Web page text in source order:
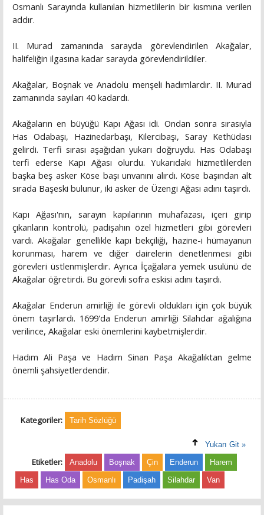
Osmanlı Sarayında kullanılan hizmetlilerin bir kısmına verilen
addır.
II. Murad zamanında sarayda görevlendirilen Akağalar,
halifeliğin ilgasına kadar sarayda görevlendirildiler.
Akağalar, Boşnak ve Anadolu menşeli hadımlardır. II. Murad
zamanında sayıları 40 kadardı.
Akağaların en büyüğü Kapı Ağası idi. Ondan sonra sırasıyla
Has Odabaşı, Hazinedarbaşı, Kilercibaşı, Saray Kethüdası
gelirdi. Terfi sırası aşağıdan yukarı doğruydu. Has Odabaşı
terfi ederse Kapı Ağası olurdu. Yukarıdaki hizmetlilerden
başka beş asker Köse başı unvanını alırdı. Köse başından alt
sırada Başeski bulunur, iki asker de Üzengi Ağası adını taşırdı.
Kapı Ağası'nın, sarayın kapılarının muhafazası, içeri girip
çıkanların kontrolü, padişahın özel hizmetleri gibi görevleri
vardı. Akağalar genellikle kapı bekçiliği, hazine-i hümayanun
korunması, harem ve diğer dairelerin denetlenmesi gibi
görevleri üstlenmişlerdir. Ayrıca İçağalara yemek usulünü de
Akağalar öğretirdi. Bu görevli sofra eskisi adını taşırdı.
Akağalar Enderun amirliği ile görevli oldukları için çok büyük
önem taşırlardı. 1699'da Enderun amirliği Silahdar ağalığına
verilince, Akağalar eski önemlerini kaybetmişlerdir.
Hadım Ali Paşa ve Hadım Sinan Paşa Akağalıktan gelme
önemli şahsiyetlerdendir.
Kategoriler: Tarih Sözlüğü
Yukarı Git »
Etiketler: Anadolu Boşnak Çin Enderun
Harem
Has
Has Oda Osmanlı Padişah Silahdar Van